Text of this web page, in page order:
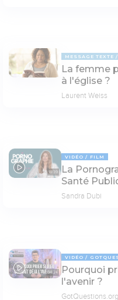
MESSAGE TEXTE
La femme
à l'église ?
Laurent Weiss
18:39
VIDÉO FILM
La
Santé
Sandra Dubi
04:24
VIDÉO
Pourquoi
l'avenir ?